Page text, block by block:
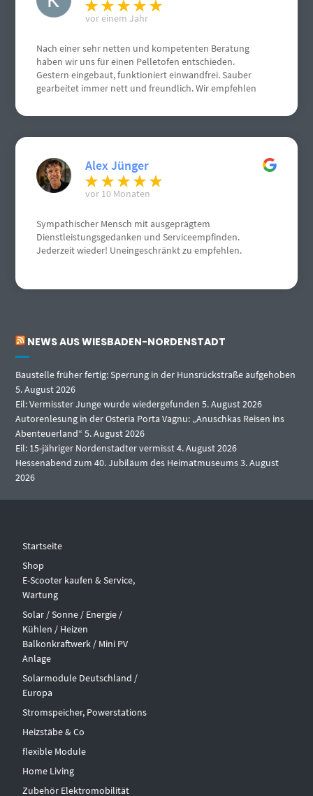
vor einem Jahr
Nach einer sehr netten und kompetenten Beratung
haben wir uns für einen Pelletofen entschieden.
Gestern eingebaut, funktioniert einwandfrei. Sauber
gearbeitet immer nett und freundlich. Wir empfehlen
Geschäfte. Grüße aus Gau Algesheim
Alex Jünger
vor 10 Monaten
Sympathischer Mensch mit ausgeprägtem
Dienstleistungsgedanken und Serviceempfinden.
Jederzeit wieder! Uneingeschränkt zu empfehlen.
NEWS AUS WIESBADEN-NORDENSTADT
Baustelle früher fertig: Sperrung in der Hunsrückstraße aufgehoben
5. August 2026
Eil: Vermisster Junge wurde wiedergefunden 5. August 2026
Autorenlesung in der Osteria Porta Vagnu: „Anuschkas Reisen ins
Abenteuerland“ 5. August 2026
Eil: 15-jähriger Nordenstadter vermisst4. August 2026
Hessenabend zum 40. Jubiläum des Heimatmuseums3. August
2026
Startseite
Shop
E-Scooter kaufen & Service,
Wartung
Solar / Sonne / Energie /
Kühlen / Heizen
Balkonkraftwerk / Mini PV
Anlage
Solarmodule Deutschland /
Europa
Stromspeicher, Powerstations
Heizstäbe & Co
flexible Module
Home Living
Zubehör Elektromobilität